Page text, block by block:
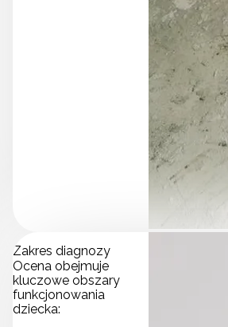
Zakres diagnozy
Ocena obejmuje
kluczowe obszary
funkcjonowania
dziecka: